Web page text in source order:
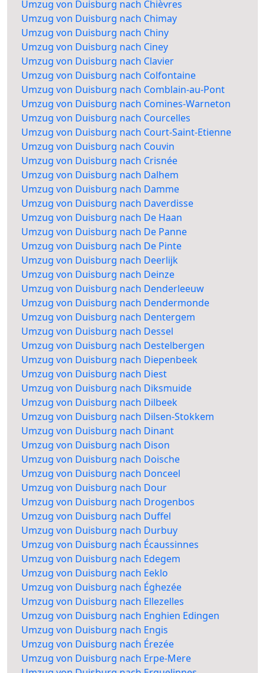
Umzug von Duisburg nach Chièvres
Umzug von Duisburg nach Chimay
Umzug von Duisburg nach Chiny
Umzug von Duisburg nach Ciney
Umzug von Duisburg nach Clavier
Umzug von Duisburg nach Colfontaine
Umzug von Duisburg nach Comblain-au-Pont
Umzug von Duisburg nach Comines-Warneton
Umzug von Duisburg nach Courcelles
Umzug von Duisburg nach Court-Saint-Etienne
Umzug von Duisburg nach Couvin
Umzug von Duisburg nach Crisnée
Umzug von Duisburg nach Dalhem
Umzug von Duisburg nach Damme
Umzug von Duisburg nach Daverdisse
Umzug von Duisburg nach De Haan
Umzug von Duisburg nach De Panne
Umzug von Duisburg nach De Pinte
Umzug von Duisburg nach Deerlijk
Umzug von Duisburg nach Deinze
Umzug von Duisburg nach Denderleeuw
Umzug von Duisburg nach Dendermonde
Umzug von Duisburg nach Dentergem
Umzug von Duisburg nach Dessel
Umzug von Duisburg nach Destelbergen
Umzug von Duisburg nach Diepenbeek
Umzug von Duisburg nach Diest
Umzug von Duisburg nach Diksmuide
Umzug von Duisburg nach Dilbeek
Umzug von Duisburg nach Dilsen-Stokkem
Umzug von Duisburg nach Dinant
Umzug von Duisburg nach Dison
Umzug von Duisburg nach Doische
Umzug von Duisburg nach Donceel
Umzug von Duisburg nach Dour
Umzug von Duisburg nach Drogenbos
Umzug von Duisburg nach Duffel
Umzug von Duisburg nach Durbuy
Umzug von Duisburg nach Écaussinnes
Umzug von Duisburg nach Edegem
Umzug von Duisburg nach Eeklo
Umzug von Duisburg nach Éghezée
Umzug von Duisburg nach Ellezelles
Umzug von Duisburg nach Enghien Edingen
Umzug von Duisburg nach Engis
Umzug von Duisburg nach Érezée
Umzug von Duisburg nach Erpe-Mere